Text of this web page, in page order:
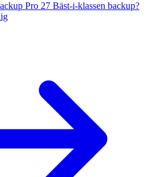
Pro 27 Bäst-i-klassen backup?